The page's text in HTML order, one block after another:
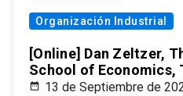
Organización Industrial
[Online] Dan Zeltzer,
School of Economics,
13 de Septiembre de